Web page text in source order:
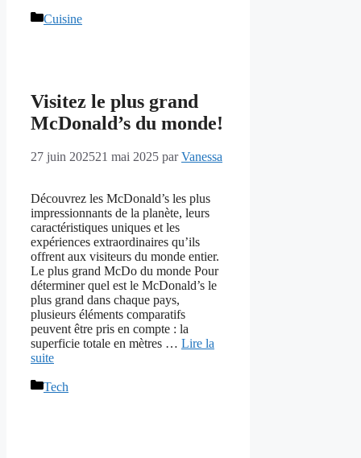
Catégories
Cuisine
Visitez le plus grand
McDonald’s du monde!
27 juin 202521 mai 2025 parVanessa
Découvrez les McDonald’s les plus
impressionnants de la planète, leurs
caractéristiques uniques et les
expériences extraordinaires qu’ils
offrent aux visiteurs du monde entier.
Le plus grand McDo du monde Pour
déterminer quel est le McDonald’s le
plus grand dans chaque pays,
plusieurs éléments comparatifs
peuvent être pris en compte : la
superficie totale en mètres … Lire la
suite
Catégories
Tech